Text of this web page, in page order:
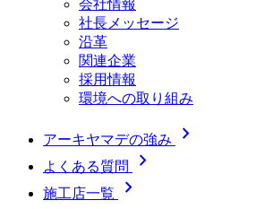
会社情報
社長メッセージ
沿革
関連企業
採用情報
環境への取り組み
アーキヤマデの強み chevron_right
よくある質問 chevron_right
施工店一覧 chevron_right